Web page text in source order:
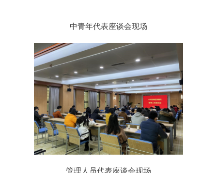
中青年代表座谈会现场
管理人员代表座谈会现场